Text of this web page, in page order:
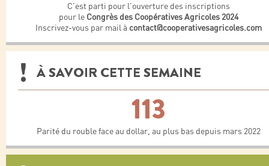
C'est parti pour l'ouverture des inscriptions
pour le Congrès des Coopératives Agricoles 2024
Inscrivez-vous par mail à contact@cooperativesagricoles.com
À SAVOIR CETTE SEMAINE
113
Parité du rouble face au dollar, au plus bas depuis mars 2022